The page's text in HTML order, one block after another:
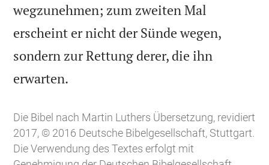
wegzunehmen; zum zweiten Mal
erscheint er nicht der Sünde wegen,
sondern zur Rettung derer, die ihn
erwarten.
Die Bibel nach Martin Luthers Übersetzung, revidiert
2017, © 2016 Deutsche Bibelgesellschaft, Stuttgart.
Die Verwendung des Textes erfolgt mit